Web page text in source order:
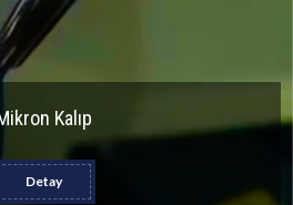
Kalıp
Detay